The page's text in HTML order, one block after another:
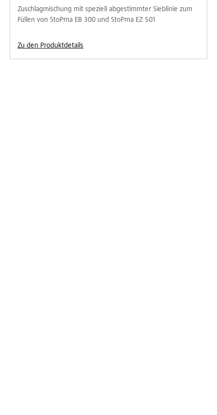
Zuschlagmischung mit speziell abgestimmter Sieblinie zum
Füllen von StoPma EB 300 und StoPma EZ 501
Zu den Produktdetails